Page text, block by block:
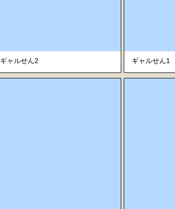
ギャルせん2 ギャルせん1